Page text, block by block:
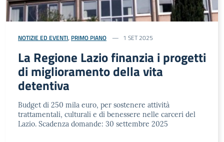
NOTIZIE ED EVENTI, PRIMO PIANO 1 SET 2025
La Regione Lazio finanzia i progetti
di miglioramento della vita
detentiva
Budget di 250 mila euro, per sostenere attività
trattamentali, culturali e di benessere nelle carceri del
Lazio. Scadenza domande: 30 settembre 2025